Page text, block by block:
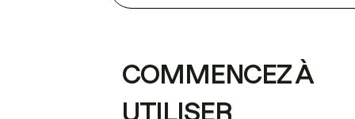
COMMENCEZ À
UTILISER